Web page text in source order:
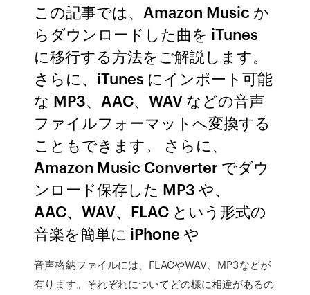
この記事では、Amazon Music か
らダウンロードした曲を iTunes
に移行する方法をご解説します。
さらに、iTunes にインポート可能
な MP3、AAC、WAV などの音声
ファイルフォーマットへ変換する
こともできます。 さらに、
Amazon Music Converter でダウ
ンロード保存した MP3 や、
AAC、WAV、FLAC という形式の
音楽を簡単に iPhone や
音声格納ファイルには、FLACやWAV、MP3などが
有ります。それぞれについてどの様に相違があるの